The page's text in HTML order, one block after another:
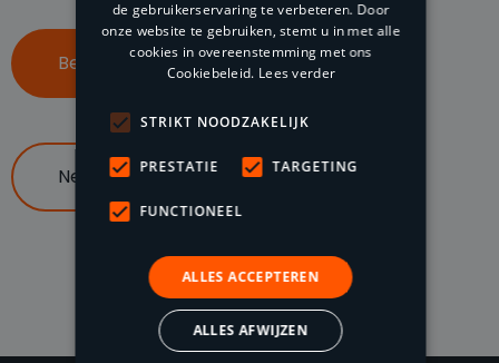
Bel ons op 085 047 96 70
Neem contact op
de gebruikerservaring te verbeteren. Door
onze website te gebruiken, stemt u in met alle
cookies in overeenstemming met ons
Cookiebeleid. Lees verder
STRIKT NOODZAKELIJK
PRESTATIE TARGETING
FUNCTIONEEL
ALLES ACCEPTEREN
ALLES AFWIJZEN